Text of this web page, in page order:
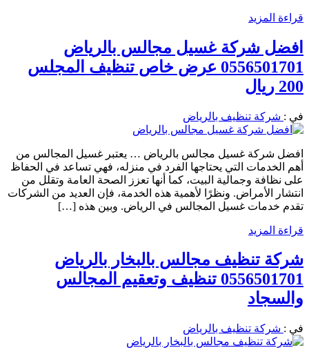
قراءة المزيد
افضل شركة غسيل مجالس بالرياض
0556501701 عرض خاص تنظيف المجلس
200 ريال
في : شركة تنظيف بالرياض
افضل شركة غسيل مجالس بالرياض … يعتبر غسيل المجالس من
أهم الخدمات التي يحتاجها الفرد في منزله، فهي تساعد في الحفاظ
على نظافة وجمالية البيت، كما أنها تعزز الصحة العامة وتقلل من
انتشار الأمراض. ونظرًا لأهمية هذه الخدمة، فإن العديد من الشركات
تقدم خدمات غسيل المجالس في الرياض. وبين هذه […]
قراءة المزيد
شركة تنظيف مجالس بالبخار بالرياض
0556501701 تنظيف وتعقيم المجالس
والسجاد
في : شركة تنظيف بالرياض